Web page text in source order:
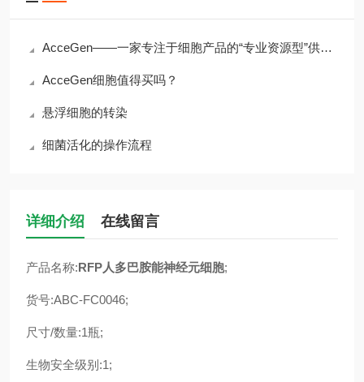
AcceGen——一家专注于细胞产品的“专业资源型”供应商
AcceGen细胞值得买吗？
悬浮细胞的转染
细菌活化的操作流程
详细介绍 在线留言
产品名称:RFP人多巴胺能神经元细胞;
货号:ABC-FC0046;
尺寸/数量:1瓶;
生物安全级别:1;